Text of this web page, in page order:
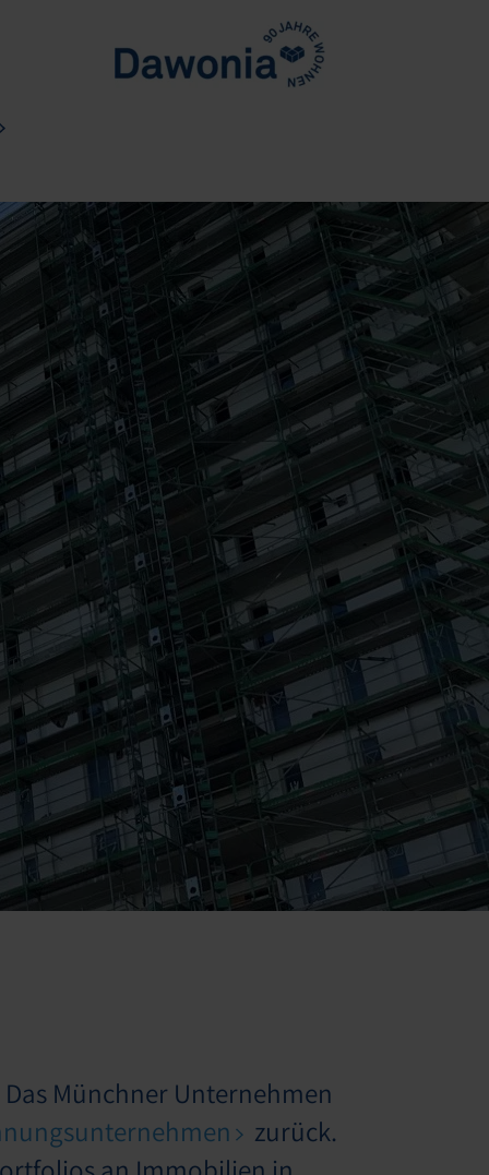
Münchner Unternehmen
zurück.